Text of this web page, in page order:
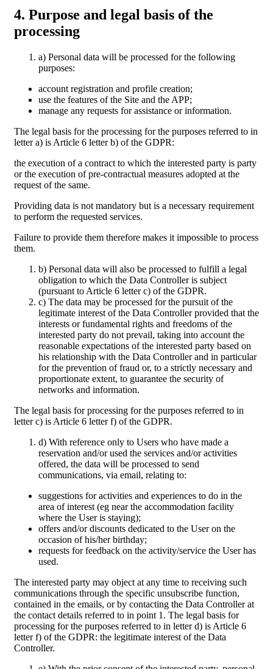
4. Purpose and legal basis of the
processing
a) Personal data will be processed for the following
purposes:
account registration and profile creation;
use the features of the Site and the APP;
manage any requests for assistance or information.
The legal basis for the processing for the purposes referred to in
letter a) is Article 6 letter b) of the GDPR:
the execution of a contract to which the interested party is party
or the execution of pre-contractual measures adopted at the
request of the same.
Providing data is not mandatory but is a necessary requirement
to perform the requested services.
Failure to provide them therefore makes it impossible to process
them.
b) Personal data will also be processed to fulfill a legal
obligation to which the Data Controller is subject
(pursuant to Article 6 letter c) of the GDPR.
c) The data may be processed for the pursuit of the
legitimate interest of the Data Controller provided that the
interests or fundamental rights and freedoms of the
interested party do not prevail, taking into account the
reasonable expectations of the interested party based on
his relationship with the Data Controller and in particular
for the prevention of fraud or, to a strictly necessary and
proportionate extent, to guarantee the security of
networks and information.
The legal basis for processing for the purposes referred to in
letter c) is Article 6 letter f) of the GDPR.
d) With reference only to Users who have made a
reservation and/or used the services and/or activities
offered, the data will be processed to send
communications, via email, relating to:
suggestions for activities and experiences to do in the
area of interest (eg near the accommodation facility
where the User is staying);
offers and/or discounts dedicated to the User on the
occasion of his/her birthday;
requests for feedback on the activity/service the User has
used.
The interested party may object at any time to receiving such
communications through the specific unsubscribe function,
contained in the emails, or by contacting the Data Controller at
the contact details referred to in point 1. The legal basis for
processing for the purposes referred to in letter d) is Article 6
letter f) of the GDPR: the legitimate interest of the Data
Controller.